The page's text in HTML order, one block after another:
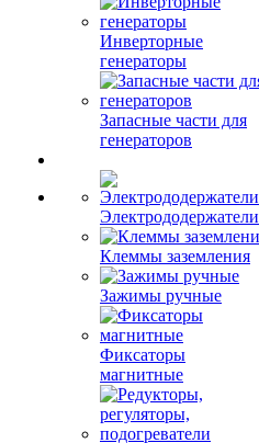
Инверторные
генераторы
Запасные части для
генераторов
Электрододержатели
Клеммы заземления
Зажимы ручные
Фиксаторы
магнитные